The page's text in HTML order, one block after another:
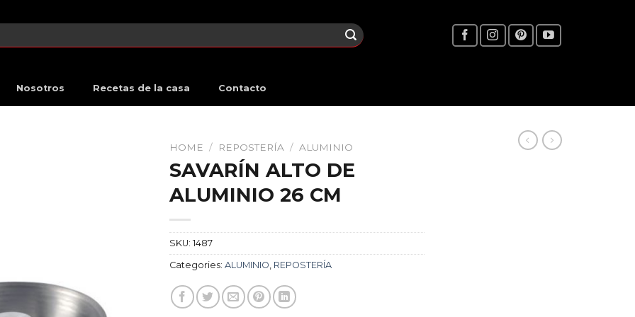
Nosotros Recetas de la casa Contacto
HOME / REPOSTERÍA / ALUMINIO
SAVARÍN ALTO DE
ALUMINIO 26 CM
SKU: 1487
Categories: ALUMINIO REPOSTERÍA